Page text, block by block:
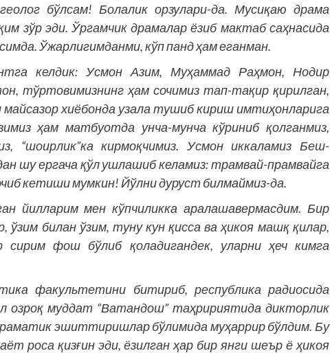
бўлсам! Болалик орзулари-да. Мусиқаю драма
зўр эди. Ўргамчик драмалар ёзиб мактаб саҳнасида
Ўжарлигимданми, кўп панд ҳам еганман.
келдик: Усмон Азим, Муҳаммад Раҳмон, Нодир
тўртовимизнинг ҳам сочимиз тап-тақир қирилган,
хиёбонда узала тушиб кириш имтиҳонларига
ҳам матбуотда унча-мунча кўриниб қолганмиз,
“шоирлик”ка кирмоқчимиз. Усмон иккаламиз Беш­
шу ергача қўл ушлашиб келамиз: трамвай-прамвайга
кетиши мумкин! Йўлни дуруст билмаймиз-да.
йилларим мен кўпчиликка аралашавермасдим. Бир
ўзим билан ўзим, туну кун қисса ва ҳикоя машқ қилар,
сирим фош бўлиб қоладигандек, уларни ҳеч кимга
факультетини битириб, республика радиосида
озроқ муддат “Ватандош” таҳририятида дикторлик
эшиттириш­лар бўлимида муҳаррир бўлдим. Бу
роса қизғин эди, ёзилган ҳар бир янги шеър ё ҳикоя